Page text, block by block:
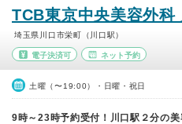
TCB東京中央美容外科
埼玉県川口市栄町（川口駅）
電子決済可 ネット予約
土曜（〜19:00）・日曜・祝日
9時～23時予約受付！川口駅２分の